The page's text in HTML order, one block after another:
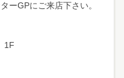
ーGPにご来店下さい。
1F